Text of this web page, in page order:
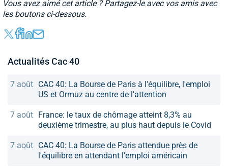
Vous avez aimé cet article ? Partagez-le avec vos amis avec
les boutons ci-dessous.
Actualités Cac 40
7 août CAC 40: La Bourse de Paris à l'équilibre, l'emploi
US et Ormuz au centre de l'attention
7 août
France: le taux de chômage atteint 8,3% au
deuxième trimestre, au plus haut depuis le Covid
7 août CAC 40: La Bourse de Paris attendue près de
l'équilibre en attendant l'emploi américain